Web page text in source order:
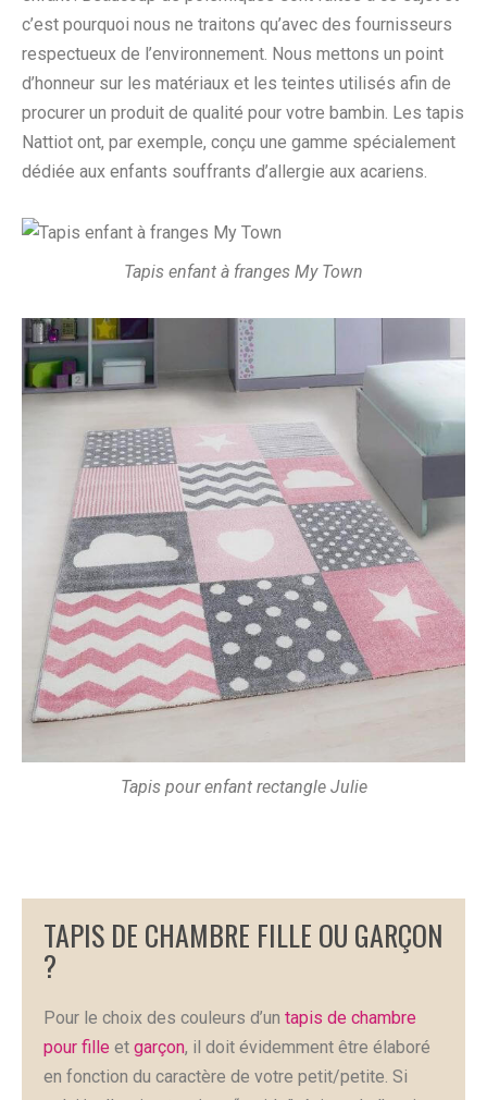
c’est pourquoi nous ne traitons qu’avec des fournisseurs
respectueux de l’environnement. Nous mettons un point
d’honneur sur les matériaux et les teintes utilisés afin de
procurer un produit de qualité pour votre bambin. Les tapis
Nattiot ont, par exemple, conçu une gamme spécialement
dédiée aux enfants souffrants d’allergie aux acariens.
Tapis enfant à franges My Town
Tapis pour enfant rectangle Julie
TAPIS DE CHAMBRE FILLE OU GARÇON
?
Pour le choix des couleurs d’un tapis de chambre
pour fille et garçon, il doit évidemment être élaboré
en fonction du caractère de votre petit/petite. Si